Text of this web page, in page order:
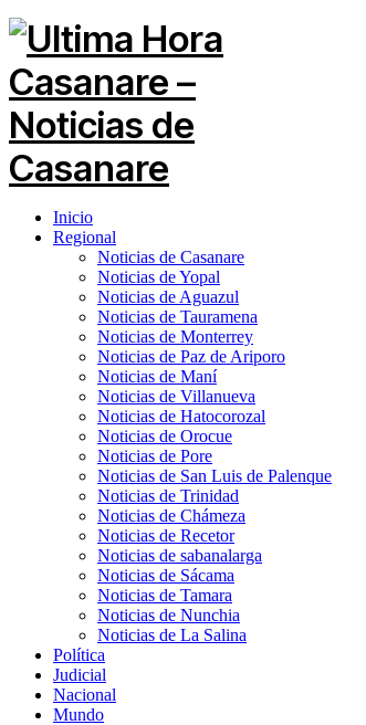
Inicio
Regional
Noticias de Casanare
Noticias de Yopal
Noticias de Aguazul
Noticias de Tauramena
Noticias de Monterrey
Noticias de Paz de Ariporo
Noticias de Maní
Noticias de Villanueva
Noticias de Hatocorozal
Noticias de Orocue
Noticias de Pore
Noticias de San Luis de Palenque
Noticias de Trinidad
Noticias de Chámeza
Noticias de Recetor
Noticias de sabanalarga
Noticias de Sácama
Noticias de Tamara
Noticias de Nunchia
Noticias de La Salina
Política
Judicial
Nacional
Mundo